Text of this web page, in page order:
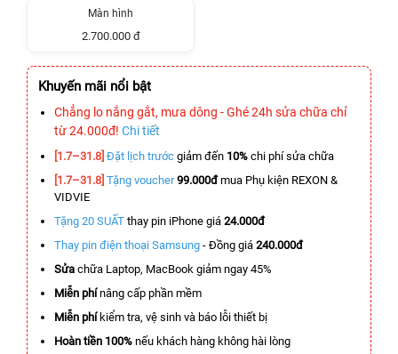
Màn hình
2.700.000 đ
Khuyến mãi nổi bật
Chẳng lo nắng gắt, mưa dông - Ghé 24h sửa chữa chỉ
từ 24.000đ! Chi tiết
[1.7–31.8] Đặt lịch trước giảm đến 10% chi phí sửa chữa
[1.7–31.8] Tặng voucher 99.000đmua Phụ kiện REXON &
VIDVIE
Tặng 20 SUẤT thay pin iPhone giá 24.000đ
Thay pin điện thoại Samsung - Đồng giá 240.000đ
Sửa chữa Laptop, MacBook giảm ngay 45%
Miễn phínâng cấp phần mềm
Miễn phíkiểm tra, vệ sinh và báo lỗi thiết bị
Hoàn tiền 100% nếu khách hàng không hài lòng